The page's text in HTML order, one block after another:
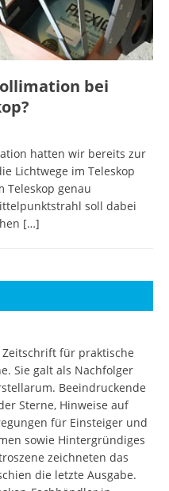
bei
hatten wir bereits zur
Lichtwege im Teleskop
Teleskop genau
soll dabei
[…]
für praktische
Sie galt als Nachfolger
Beeindruckende
Sterne, Hinweise auf
für Einsteiger und
sowie Hintergründiges
zeichneten das
die letzte Ausgabe.